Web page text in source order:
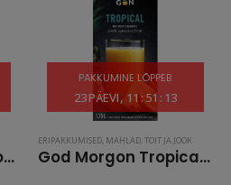
RYNKEBY God Morgon Apelsinimahl (viljalihaga) 1.75 L
PAKKUMINE LÕPPEB
23PÄEVI 11 : 51 : 13
ERIPAKKUMISED, MAHLAD,TOIT JA JOOK
God Morgon Tropical Mix ananassiga (viljalihaga) 1.75 L